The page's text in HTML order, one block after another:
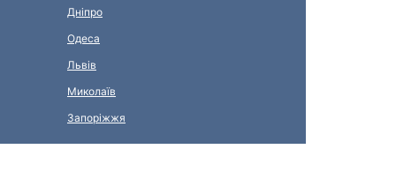
Дніпро
Одеса
Львів
Миколаїв
Запоріжжя